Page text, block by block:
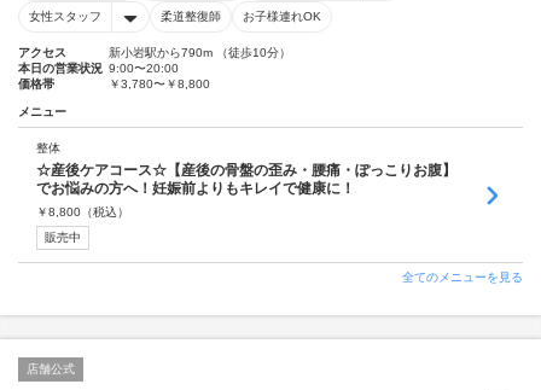
女性スタッフ 柔道整復師 お子様連れOK
アクセス
新小岩駅から790m （徒歩10分）
本日の営業状況 9:00〜20:00
価格帯
￥3,780〜￥8,800
メニュー
整体
☆産後ケアコース☆【産後の骨盤の歪み・腰痛・ぽっこりお腹】
でお悩みの方へ！妊娠前よりもキレイで健康に！
￥8,800 （税込）
販売中
全てのメニューを見る
店舗公式